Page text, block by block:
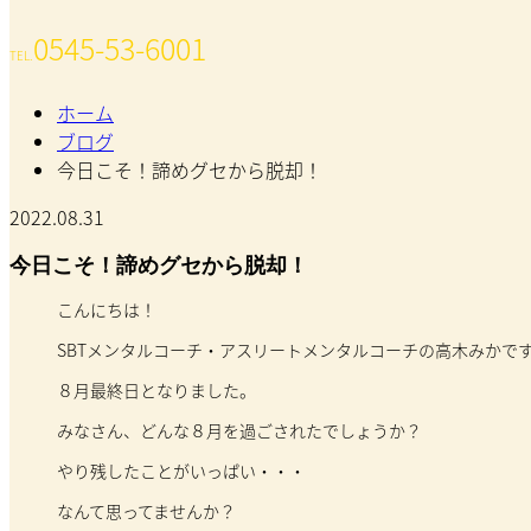
TEL. 0545-53-6001
ホーム
ブログ
今日こそ！諦めグセから脱却！
2022.08.31
今日こそ！諦めグセから脱却！
こんにちは！
SBTメンタルコーチ・アスリートメンタルコーチの高木みかで
８月最終日となりました。
みなさん、どんな８月を過ごされたでしょうか？
やり残したことがいっぱい・・・
なんて思ってませんか？